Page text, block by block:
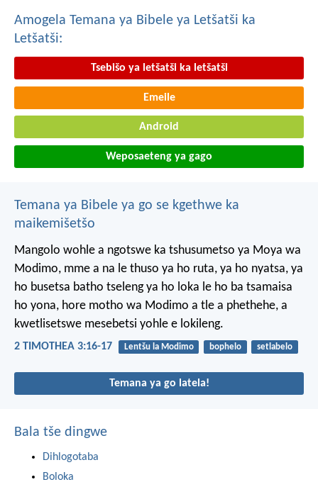
Amogela Temana ya Bibele ya Letšatši ka
Letšatši:
Tsebišo ya letšatši ka letšatši
Emeile
Android
Weposaeteng ya gago
Temana ya Bibele ya go se kgethwe ka
maikemišetšo
Mangolo wohle a ngotswe ka tshusumetso ya Moya wa
Modimo, mme a na le thuso ya ho ruta, ya ho nyatsa, ya
ho busetsa batho tseleng ya ho loka le ho ba tsamaisa
ho yona, hore motho wa Modimo a tle a phethehe, a
kwetlisetswe mesebetsi yohle e lokileng.
2 TIMOTHEA 3:16-17 Lentšu la Modimo bophelo setlabelo
Temana ya go latela!
Bala tše dingwe
Dihlogotaba
Boloka